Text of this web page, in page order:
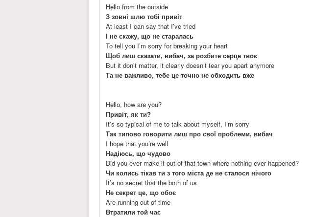
Hello from the outside
З зовні шлю тобі привіт
At least I can say that I’ve tried
І не скажу, що не старалась
To tell you I’m sorry for breaking your heart
Щоб лиш сказати, вибач, за розбите серце твоє
But it don’t matter, it clearly doesn’t tear you apart anymore
Та не важливо, тебе це точно не обходить вже
Hello, how are you?
Привіт, як ти?
It’s so typical of me to talk about myself, I’m sorry
Так типово говорити лиш про свої проблеми, вибач
I hope that you’re well
Надіюсь, що чудово
Did you ever make it out of that town where nothing ever happened?
Чи колись тікав ти з того міста де не сталося нічого
It’s no secret that the both of us
Не секрет це, що обоє
Are running out of time
Втратили той час